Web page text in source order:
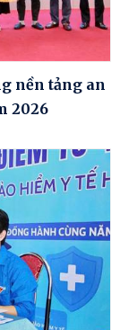
nền tảng an
2026